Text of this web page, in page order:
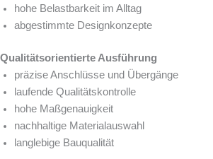
hohe Belastbarkeit im Alltag
abgestimmte Designkonzepte
Qualitätsorientierte Ausführung
präzise Anschlüsse und Übergänge
laufende Qualitätskontrolle
hohe Maßgenauigkeit
nachhaltige Materialauswahl
langlebige Bauqualität